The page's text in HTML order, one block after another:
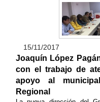
15/11/2017
Joaquín López
con el trabajo de
apoyo al
Regional